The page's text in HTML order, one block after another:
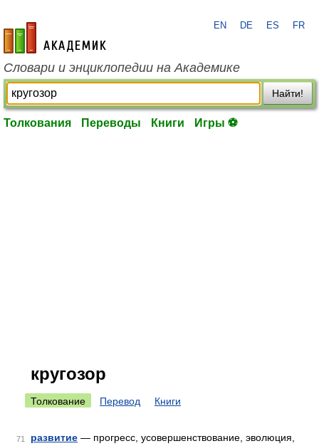
academic.ru
EN DE ES FR
Словари и энциклопедии на Академике
Найти!
Толкования Переводы Книги Игры ⚽
кругозор
Толкование Перевод Книги
71 развитие — прогресс, усовершенствование, эволюция,